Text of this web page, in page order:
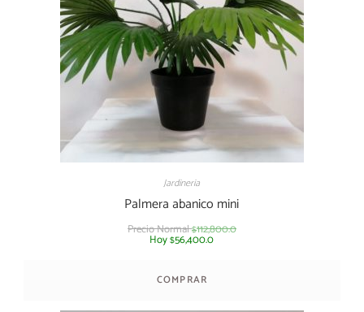
Jardineria
Palmera abanico mini
Precio Normal$112,800.0
Hoy$56,400.0
COMPRAR